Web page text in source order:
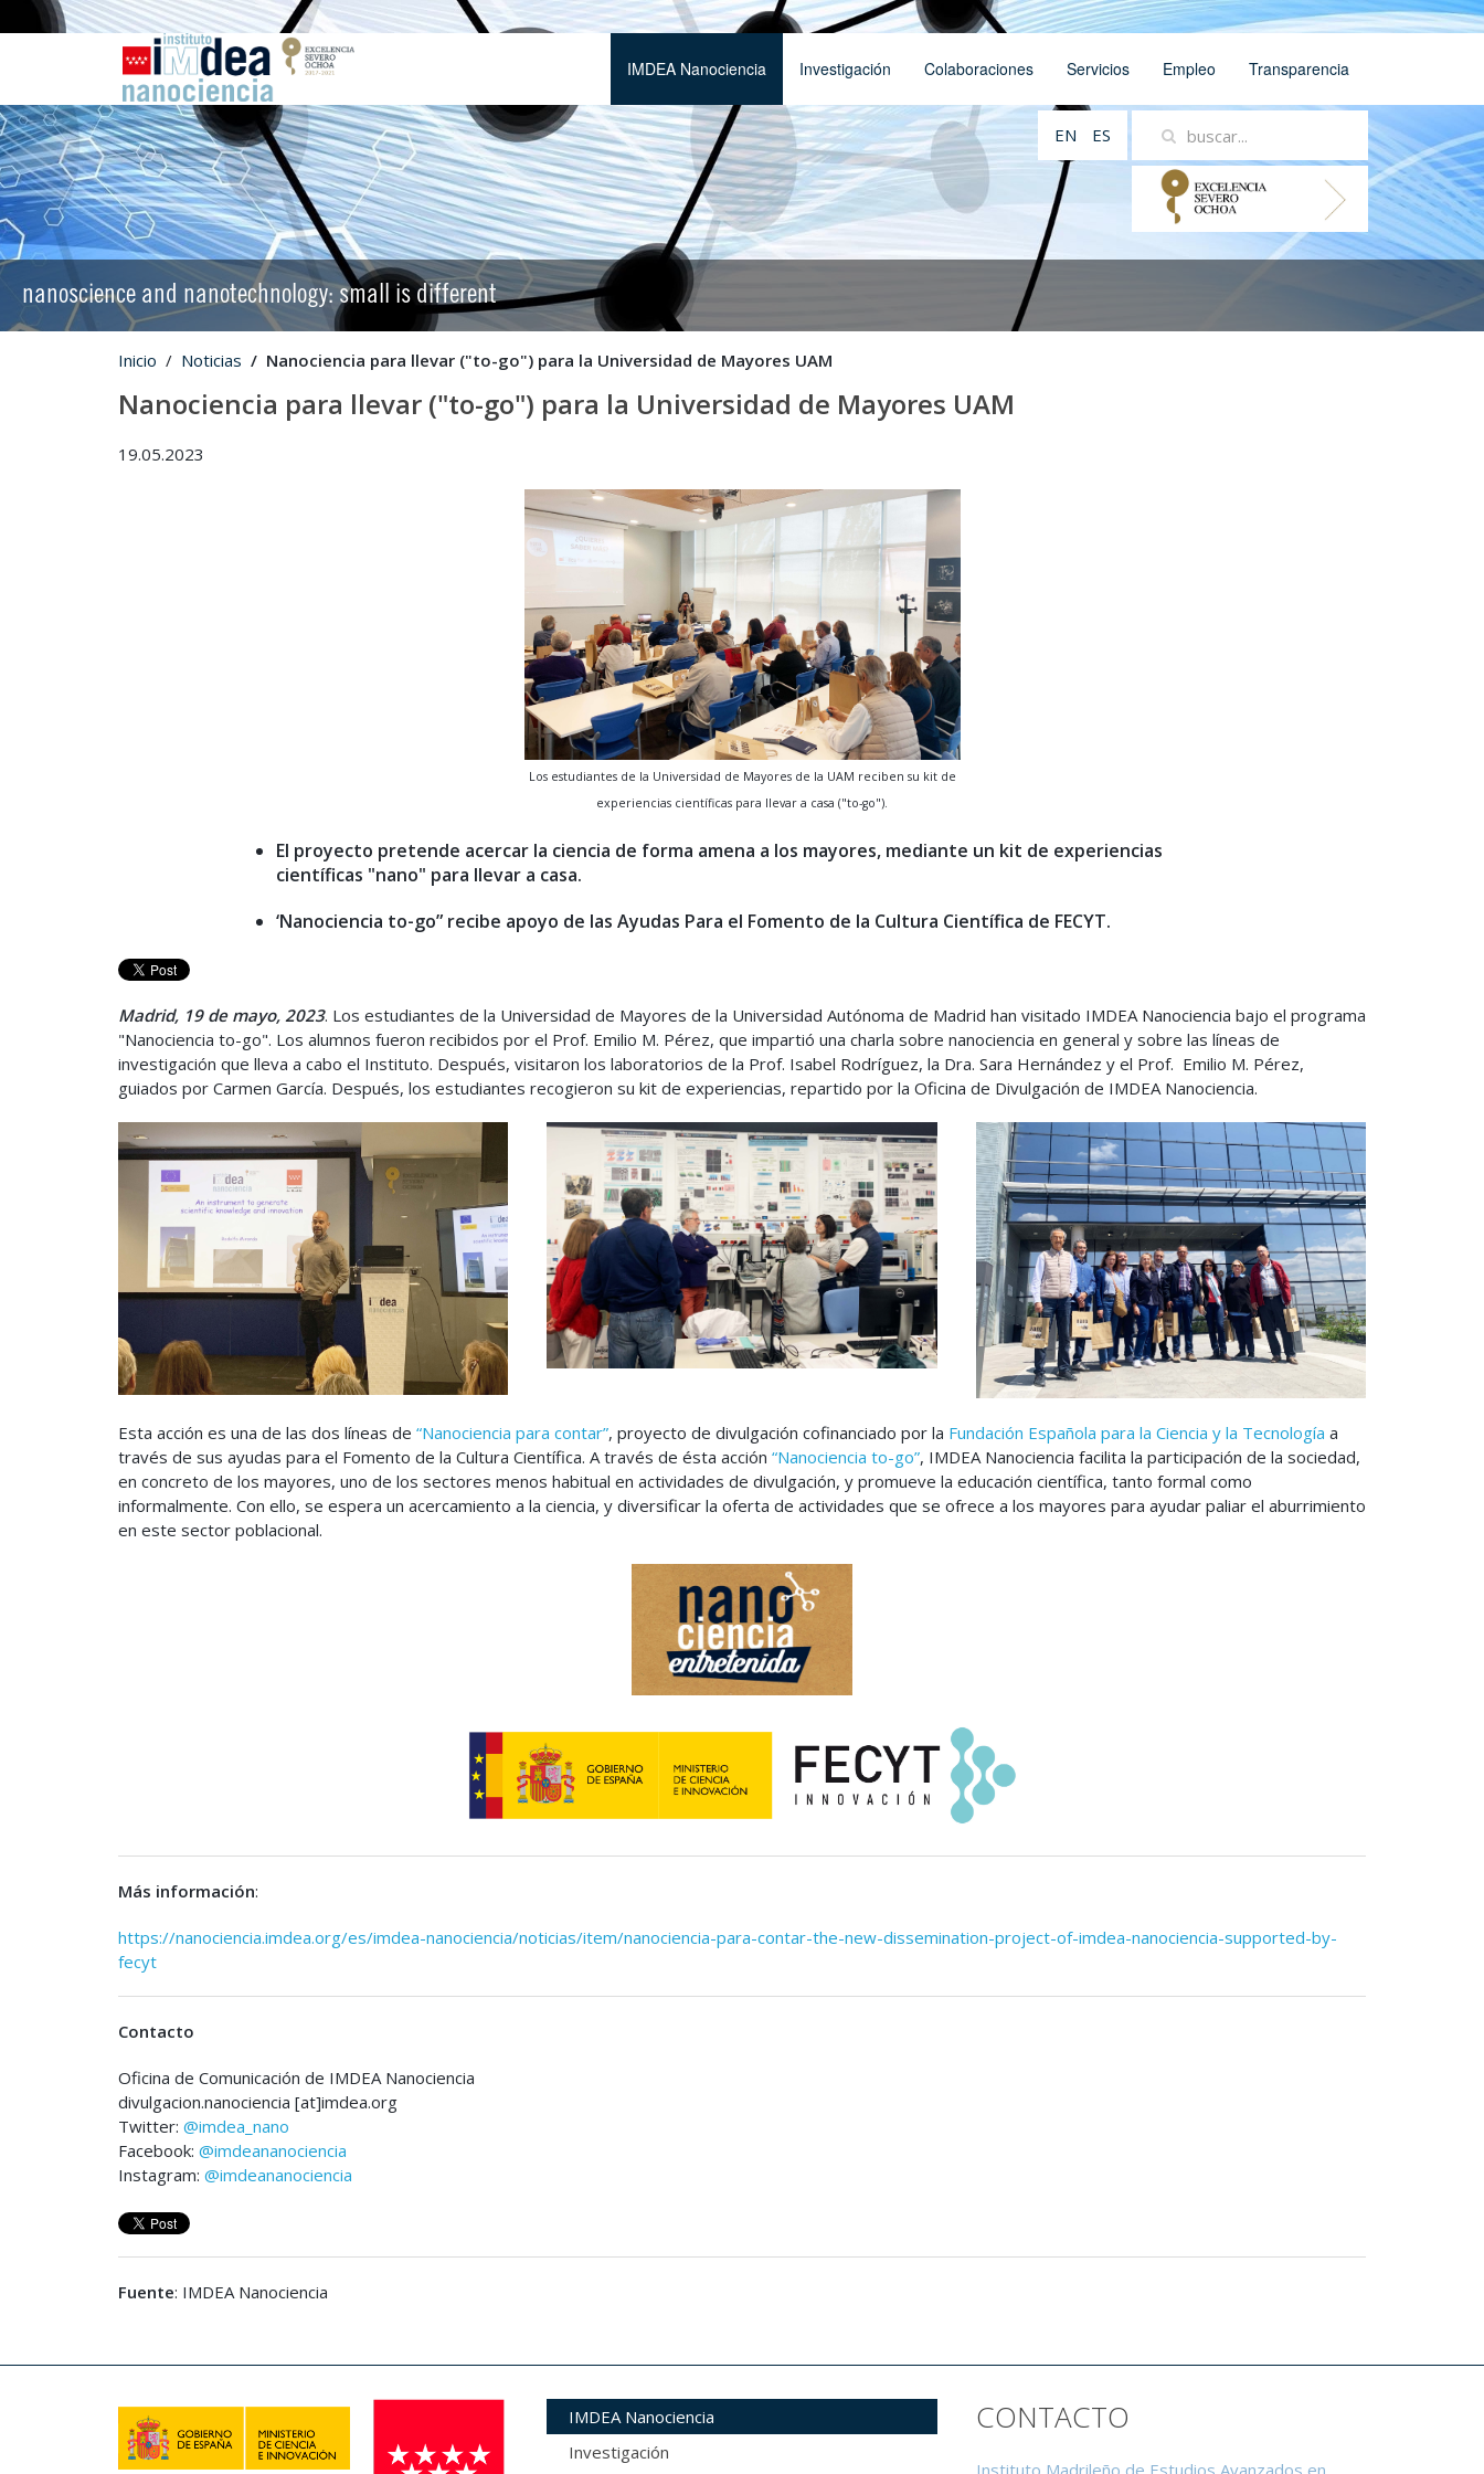
IMDEA Nanociencia Investigación Colaboraciones Servicios Empleo Transparencia
EN ES
nanoscience and nanotechnology: small is different
Inicio Noticias Nanociencia para llevar ("to-go") para la Universidad de Mayores UAM
Nanociencia para llevar ("to-go") para la Universidad de Mayores UAM
19.05.2023
Los estudiantes de la Universidad de Mayores de la UAM reciben su kit de
experiencias científicas para llevar a casa ("to-go").
El proyecto pretende acercar la ciencia de forma amena a los mayores, mediante un kit de experiencias
científicas "nano" para llevar a casa.
‘Nanociencia to-go” recibe apoyo de las Ayudas Para el Fomento de la Cultura Científica de FECYT.
Madrid, 19 de mayo, 2023. Los estudiantes de la Universidad de Mayores de la Universidad Autónoma de Madrid han visitado IMDEA Nanociencia bajo el programa
"Nanociencia to-go". Los alumnos fueron recibidos por el Prof. Emilio M. Pérez, que impartió una charla sobre nanociencia en general y sobre las líneas de
investigación que lleva a cabo el Instituto. Después, visitaron los laboratorios de la Prof. Isabel Rodríguez, la Dra. Sara Hernández y el Prof. Emilio M. Pérez,
guiados por Carmen García. Después, los estudiantes recogieron su kit de experiencias, repartido por la Oficina de Divulgación de IMDEA Nanociencia.
Esta acción es una de las dos líneas de “Nanociencia para contar”, proyecto de divulgación cofinanciado por la Fundación Española para la Ciencia y la Tecnología a
través de sus ayudas para el Fomento de la Cultura Científica. A través de ésta acción “Nanociencia to-go”, IMDEA Nanociencia facilita la participación de la sociedad,
en concreto de los mayores, uno de los sectores menos habitual en actividades de divulgación, y promueve la educación científica, tanto formal como
informalmente. Con ello, se espera un acercamiento a la ciencia, y diversificar la oferta de actividades que se ofrece a los mayores para ayudar paliar el aburrimiento
en este sector poblacional.
Más información:
https://nanociencia.imdea.org/es/imdea-nanociencia/noticias/item/nanociencia-para-contar-the-new-dissemination-project-of-imdea-nanociencia-supported-by-
fecyt
Contacto
Oficina de Comunicación de IMDEA Nanociencia
divulgacion.nanociencia [at]imdea.org
Twitter: @imdea_nano
Facebook: @imdeananociencia
Instagram: @imdeananociencia
Fuente: IMDEA Nanociencia
IMDEA Nanociencia
Investigación
CONTACTO